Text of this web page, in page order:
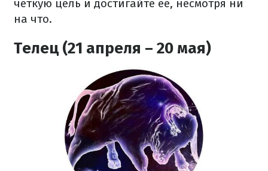
четкую цель и достигайте ее, несмотря ни
на что.
Телец (21 апреля – 20 мая)